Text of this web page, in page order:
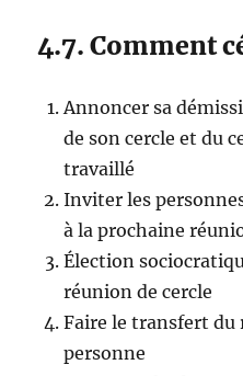
4.7. Comment
Annoncer sa
de son cercle et du
travaillé
Inviter les
à la prochaine
Élection
réunion de cercle
Faire le transfert du
personne